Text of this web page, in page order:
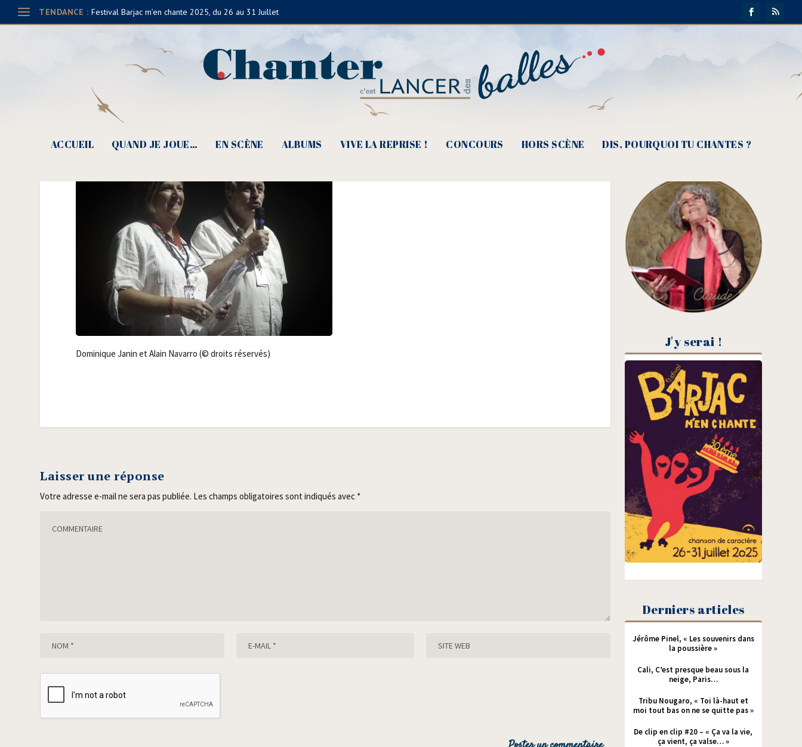
TENDANCE : Festival Barjac m’en chante 2025, du 26 au 31 Juillet
ACCUEIL QUAND JE JOUE… EN SCÈNE ALBUMS VIVE LA REPRISE ! CONCOURS HORS SCÈNE DIS, POURQUOI TU CHANTES ?
Dominique Janin et Alain Navarro (© droits réservés)
Domi­nique Janin et Alain Navar­ro (© droits réservés)
Laisser une réponse
Votre adresse e-mail ne sera pas publiée. Les champs obligatoires sont indiqués avec *
J'y serai !
Derniers articles
Jérôme Pinel, « Les souvenirs dans
la poussière »
Cali, C’est presque beau sous la
neige, Paris…
Tribu Nougaro, « Toi là-haut et
moi tout bas on ne se quitte pas »
De clip en clip #20 – « Ça va la vie,
ça vient, ça valse… »